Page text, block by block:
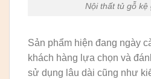
Nội thất tủ gỗ kệ
Sản phẩm hiện đang ngày
khách hàng lựa chọn và
sử dụng lâu dài cũng như